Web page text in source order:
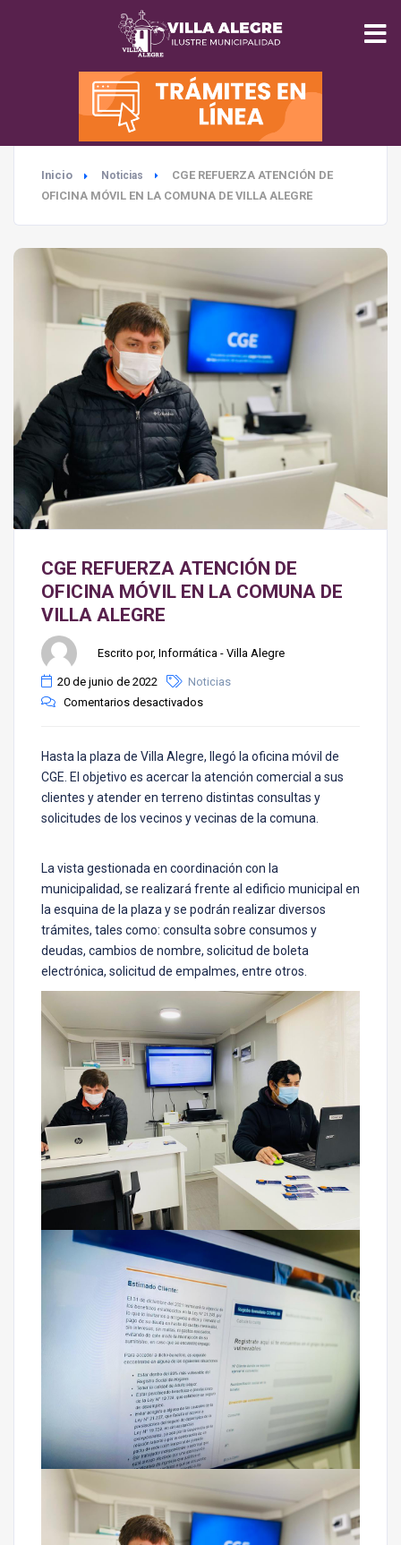
INICIO
MUNICIPALIDAD
SEGURIDAD
SALUD
TURISMO
MEDIO AMBIENTE
Inicio Noticias
CGE REFUERZA ATENCIÓN DE
OFICINA MÓVIL EN LA COMUNA DE VILLA ALEGRE
CGE REFUERZA ATENCIÓN DE
OFICINA MÓVIL EN LA COMUNA DE
VILLA ALEGRE
Escrito por, Informática - Villa Alegre
20 de junio de 2022
Noticias
Comentarios desactivados
Hasta la plaza de Villa Alegre, llegó la oficina móvil de
CGE. El objetivo es acercar la atención comercial a sus
clientes y atender en terreno distintas consultas y
solicitudes de los vecinos y vecinas de la comuna.
La vista gestionada en coordinación con la
municipalidad, se realizará frente al edificio municipal en
la esquina de la plaza y se podrán realizar diversos
trámites, tales como: consulta sobre consumos y
deudas, cambios de nombre, solicitud de boleta
electrónica, solicitud de empalmes, entre otros.